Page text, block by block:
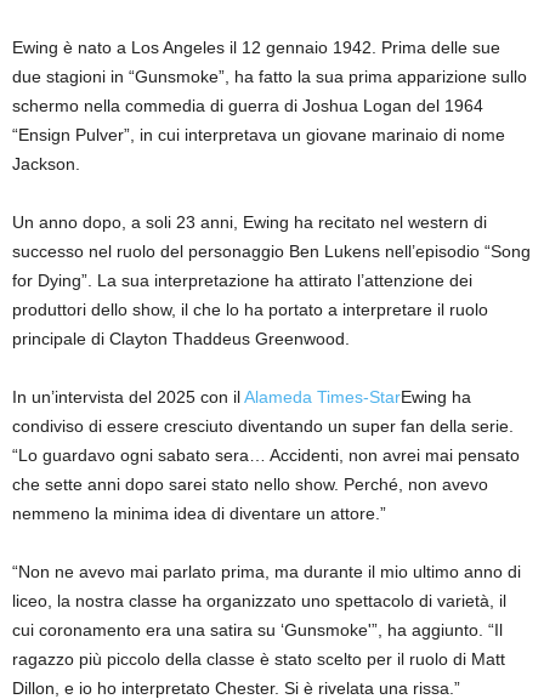
Ewing è nato a Los Angeles il 12 gennaio 1942. Prima delle sue
due stagioni in “Gunsmoke”, ha fatto la sua prima apparizione sullo
schermo nella commedia di guerra di Joshua Logan del 1964
“Ensign Pulver”, in cui interpretava un giovane marinaio di nome
Jackson.
Un anno dopo, a soli 23 anni, Ewing ha recitato nel western di
successo nel ruolo del personaggio Ben Lukens nell’episodio “Song
for Dying”. La sua interpretazione ha attirato l’attenzione dei
produttori dello show, il che lo ha portato a interpretare il ruolo
principale di Clayton Thaddeus Greenwood.
In un’intervista del 2025 con ilAlameda Times-StarEwing ha
condiviso di essere cresciuto diventando un super fan della serie.
“Lo guardavo ogni sabato sera… Accidenti, non avrei mai pensato
che sette anni dopo sarei stato nello show. Perché, non avevo
nemmeno la minima idea di diventare un attore.”
“Non ne avevo mai parlato prima, ma durante il mio ultimo anno di
liceo, la nostra classe ha organizzato uno spettacolo di varietà, il
cui coronamento era una satira su ‘Gunsmoke'”, ha aggiunto. “Il
ragazzo più piccolo della classe è stato scelto per il ruolo di Matt
Dillon, e io ho interpretato Chester. Si è rivelata una rissa.”